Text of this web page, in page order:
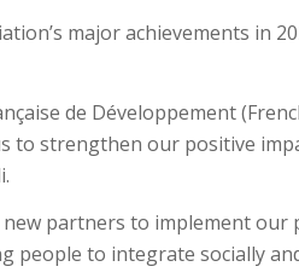
major achievements in
de Développement
to strengthen our positive
partners to implement our
people to integrate socially